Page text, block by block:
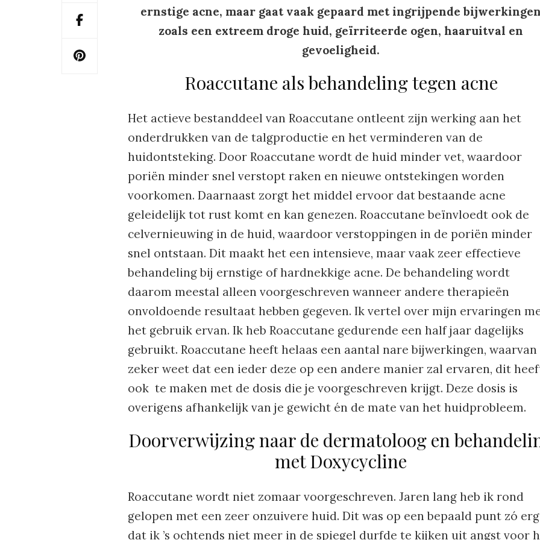
ernstige acne, maar gaat vaak gepaard met ingrijpende
zoals een extreem droge huid, geïrriteerde ogen, haaruitval en
gevoeligheid.
Roaccutane als behandeling tegen acne
Het actieve bestanddeel van Roaccutane ontleent zijn werking aan het
onderdrukken van de talgproductie en het verminderen van de
huidontsteking. Door Roaccutane wordt de huid minder vet, waardoor
poriën minder snel verstopt raken en nieuwe ontstekingen worden
voorkomen. Daarnaast zorgt het middel ervoor dat bestaande acne
geleidelijk tot rust komt en kan genezen. Roaccutane beïnvloedt ook de
celvernieuwing in de huid, waardoor verstoppingen in de poriën minder
snel ontstaan. Dit maakt het een intensieve, maar vaak zeer effectieve
behandeling bij ernstige of hardnekkige acne. De behandeling wordt
daarom meestal alleen voorgeschreven wanneer andere therapieën
onvoldoende resultaat hebben gegeven. Ik vertel over mijn ervaringen
het gebruik ervan. Ik heb Roaccutane gedurende een half jaar dagelijks
gebruikt. Roaccutane heeft helaas een aantal nare bijwerkingen,
zeker weet dat een ieder deze op een andere manier zal ervaren, dit
ook te maken met de dosis die je voorgeschreven krijgt. Deze dosis is
overigens afhankelijk van je gewicht én de mate van het huidprobleem.
Doorverwijzing naar de dermatoloog en
met Doxycycline
Roaccutane wordt niet zomaar voorgeschreven. Jaren lang heb ik rond
gelopen met een zeer onzuivere huid. Dit was op een bepaald punt zó erg
dat ik ’s ochtends niet meer in de spiegel durfde te kijken uit angst voor